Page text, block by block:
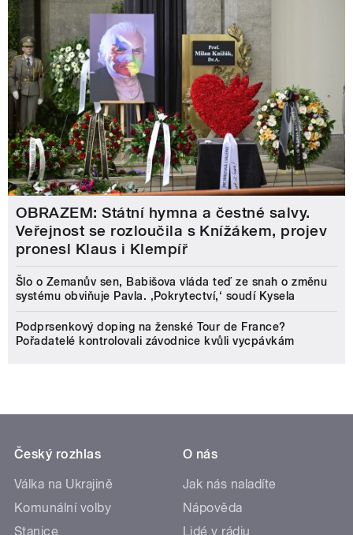
OBRAZEM: Státní hymna a čestné salvy.
Veřejnost se rozloučila s Knížákem, projev
pronesl Klaus i Klempíř
Šlo o Zemanův sen, Babišova vláda teď ze snah o změnu
systému obviňuje Pavla. ‚Pokrytectví,‘ soudí Kysela
Podprsenkový doping na ženské Tour de France?
Pořadatelé kontrolovali závodnice kvůli vycpávkám
Český rozhlas
Válka na Ukrajině
Komunální volby
Stanice
O nás
Jak nás naladíte
Nápověda
Lidé v rádiu